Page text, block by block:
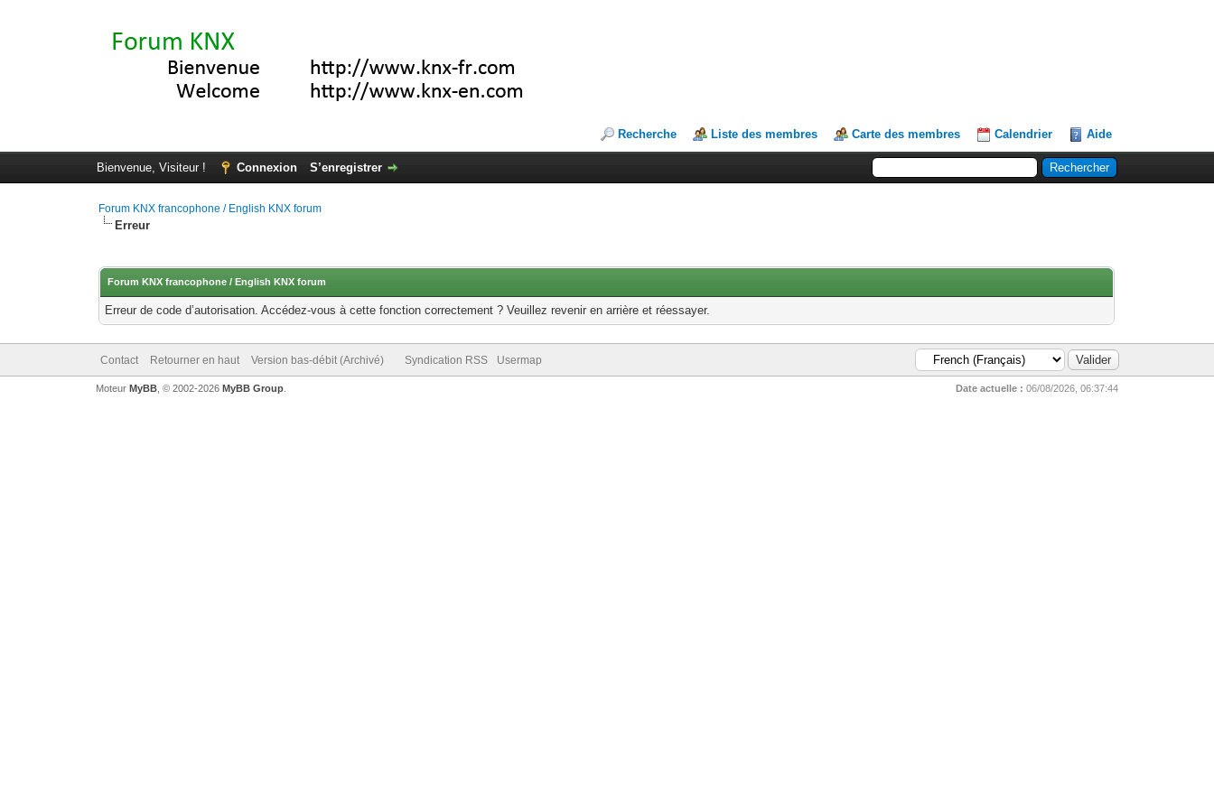
Recherche Liste des membres Carte des membres Calendrier Aide
Bienvenue, Visiteur ! Connexion S’enregistrer
Forum KNX francophone / English KNX forum
Erreur
Forum KNX francophone / English KNX forum
Erreur de code d’autorisation. Accédez-vous à cette fonction correctement ? Veuillez revenir en arrière et réessayer.
Contact Retourner en haut Version bas-débit (Archivé) Syndication RSS Usermap
Date actuelle : 06/08/2026, 06:37:44
Moteur MyBB, © 2002-2026 MyBB Group.